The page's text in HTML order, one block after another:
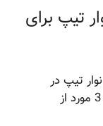
تیپ برای
تیپ در
کیفیت آبیاری لوبیا اشاره کرده‌اند. در ادامه 3 مورد از